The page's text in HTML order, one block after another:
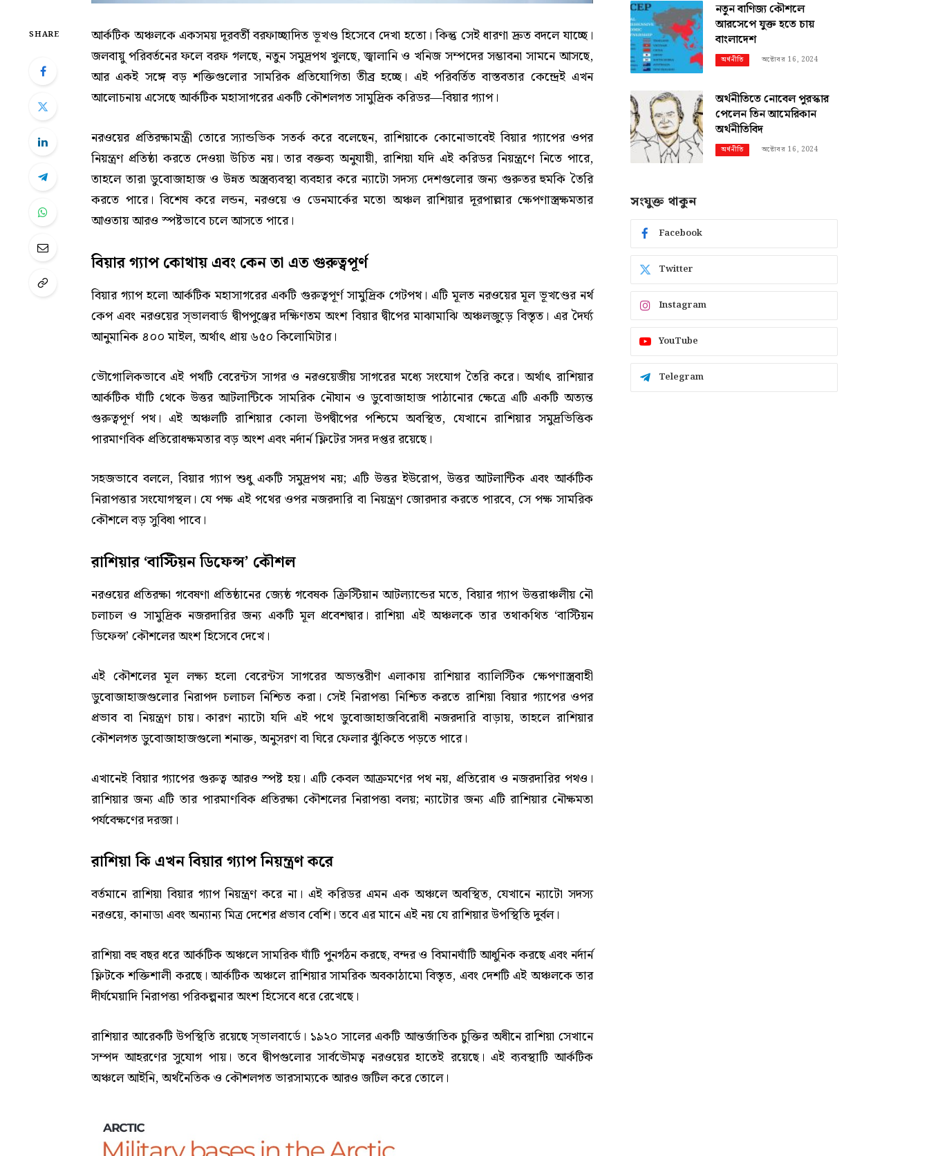
SHARE
আর্কটিক অঞ্চলকে একসময় দূরবর্তী বরফাচ্ছাদিত ভূখণ্ড হিসেবে দেখা হতো। কিন্তু সেই ধারণা দ্রুত বদলে যাচ্ছে।
জলবায়ু পরিবর্তনের ফলে বরফ গলছে, নতুন সমুদ্রপথ খুলছে, জ্বালানি ও খনিজ সম্পদের সম্ভাবনা সামনে আসছে,
আর একই সঙ্গে বড় শক্তিগুলোর সামরিক প্রতিযোগিতা তীব্র হচ্ছে। এই পরিবর্তিত বাস্তবতার কেন্দ্রেই এখন
আলোচনায় এসেছে আর্কটিক মহাসাগরের একটি কৌশলগত সামুদ্রিক করিডর—বিয়ার গ্যাপ।
নরওয়ের প্রতিরক্ষামন্ত্রী তোরে স্যান্ডভিক সতর্ক করে বলেছেন, রাশিয়াকে কোনোভাবেই বিয়ার গ্যাপের ওপর
নিয়ন্ত্রণ প্রতিষ্ঠা করতে দেওয়া উচিত নয়। তার বক্তব্য অনুযায়ী, রাশিয়া যদি এই করিডর নিয়ন্ত্রণে নিতে পারে,
তাহলে তারা ডুবোজাহাজ ও উন্নত অস্ত্রব্যবস্থা ব্যবহার করে ন্যাটো সদস্য দেশগুলোর জন্য গুরুতর হুমকি তৈরি
করতে পারে। বিশেষ করে লন্ডন, নরওয়ে ও ডেনমার্কের মতো অঞ্চল রাশিয়ার দূরপাল্লার ক্ষেপণাস্ত্রক্ষমতার
আওতায় আরও স্পষ্টভাবে চলে আসতে পারে।
বিয়ার গ্যাপ কোথায় এবং কেন তা এত গুরুত্বপূর্ণ
বিয়ার গ্যাপ হলো আর্কটিক মহাসাগরের একটি গুরুত্বপূর্ণ সামুদ্রিক গেটপথ। এটি মূলত নরওয়ের মূল ভূখণ্ডের নর্থ
কেপ এবং নরওয়ের স্ভালবার্ড দ্বীপপুঞ্জের দক্ষিণতম অংশ বিয়ার দ্বীপের মাঝামাঝি অঞ্চলজুড়ে বিস্তৃত। এর দৈর্ঘ্য
আনুমানিক ৪০০ মাইল, অর্থাৎ প্রায় ৬৫০ কিলোমিটার।
ভৌগোলিকভাবে এই পথটি বেরেন্টস সাগর ও নরওয়েজীয় সাগরের মধ্যে সংযোগ তৈরি করে। অর্থাৎ রাশিয়ার
আর্কটিক ঘাঁটি থেকে উত্তর আটলান্টিকে সামরিক নৌযান ও ডুবোজাহাজ পাঠানোর ক্ষেত্রে এটি একটি অত্যন্ত
গুরুত্বপূর্ণ পথ। এই অঞ্চলটি রাশিয়ার কোলা উপদ্বীপের পশ্চিমে অবস্থিত, যেখানে রাশিয়ার সমুদ্রভিত্তিক
পারমাণবিক প্রতিরোধক্ষমতার বড় অংশ এবং নর্দার্ন ফ্লিটের সদর দপ্তর রয়েছে।
সহজভাবে বললে, বিয়ার গ্যাপ শুধু একটি সমুদ্রপথ নয়; এটি উত্তর ইউরোপ, উত্তর আটলান্টিক এবং আর্কটিক
নিরাপত্তার সংযোগস্থল। যে পক্ষ এই পথের ওপর নজরদারি বা নিয়ন্ত্রণ জোরদার করতে পারবে, সে পক্ষ সামরিক
কৌশলে বড় সুবিধা পাবে।
রাশিয়ার ‘বাস্টিয়ন ডিফেন্স’ কৌশল
নরওয়ের প্রতিরক্ষা গবেষণা প্রতিষ্ঠানের জ্যেষ্ঠ গবেষক ক্রিস্টিয়ান আটল্যান্ডের মতে, বিয়ার গ্যাপ উত্তরাঞ্চলীয় নৌ
চলাচল ও সামুদ্রিক নজরদারির জন্য একটি মূল প্রবেশদ্বার। রাশিয়া এই অঞ্চলকে তার তথাকথিত ‘বাস্টিয়ন
ডিফেন্স’ কৌশলের অংশ হিসেবে দেখে।
এই কৌশলের মূল লক্ষ্য হলো বেরেন্টস সাগরের অভ্যন্তরীণ এলাকায় রাশিয়ার ব্যালিস্টিক ক্ষেপণাস্ত্রবাহী
ডুবোজাহাজগুলোর নিরাপদ চলাচল নিশ্চিত করা। সেই নিরাপত্তা নিশ্চিত করতে রাশিয়া বিয়ার গ্যাপের ওপর
প্রভাব বা নিয়ন্ত্রণ চায়। কারণ ন্যাটো যদি এই পথে ডুবোজাহাজবিরোধী নজরদারি বাড়ায়, তাহলে রাশিয়ার
কৌশলগত ডুবোজাহাজগুলো শনাক্ত, অনুসরণ বা ঘিরে ফেলার ঝুঁকিতে পড়তে পারে।
এখানেই বিয়ার গ্যাপের গুরুত্ব আরও স্পষ্ট হয়। এটি কেবল আক্রমণের পথ নয়, প্রতিরোধ ও নজরদারির পথও।
রাশিয়ার জন্য এটি তার পারমাণবিক প্রতিরক্ষা কৌশলের নিরাপত্তা বলয়; ন্যাটোর জন্য এটি রাশিয়ার নৌক্ষমতা
পর্যবেক্ষণের দরজা।
রাশিয়া কি এখন বিয়ার গ্যাপ নিয়ন্ত্রণ করে
বর্তমানে রাশিয়া বিয়ার গ্যাপ নিয়ন্ত্রণ করে না। এই করিডর এমন এক অঞ্চলে অবস্থিত, যেখানে ন্যাটো সদস্য
নরওয়ে, কানাডা এবং অন্যান্য মিত্র দেশের প্রভাব বেশি। তবে এর মানে এই নয় যে রাশিয়ার উপস্থিতি দুর্বল।
রাশিয়া বহু বছর ধরে আর্কটিক অঞ্চলে সামরিক ঘাঁটি পুনর্গঠন করছে, বন্দর ও বিমানঘাঁটি আধুনিক করছে এবং নর্দার্ন
ফ্লিটকে শক্তিশালী করছে। আর্কটিক অঞ্চলে রাশিয়ার সামরিক অবকাঠামো বিস্তৃত, এবং দেশটি এই অঞ্চলকে তার
দীর্ঘমেয়াদি নিরাপত্তা পরিকল্পনার অংশ হিসেবে ধরে রেখেছে।
রাশিয়ার আরেকটি উপস্থিতি রয়েছে স্ভালবার্ডে। ১৯২০ সালের একটি আন্তর্জাতিক চুক্তির অধীনে রাশিয়া সেখানে
সম্পদ আহরণের সুযোগ পায়। তবে দ্বীপগুলোর সার্বভৌমত্ব নরওয়ের হাতেই রয়েছে। এই ব্যবস্থাটি আর্কটিক
অঞ্চলে আইনি, অর্থনৈতিক ও কৌশলগত ভারসাম্যকে আরও জটিল করে তোলে।
নতুন বাণিজ্য কৌশলে
আরসেপে যুক্ত হতে চায়
বাংলাদেশ
অর্থনীতি অক্টোবর 16, 2024
অর্থনীতিতে নোবেল পুরস্কার
পেলেন তিন আমেরিকান
অর্থনীতিবিদ
অর্থনীতি অক্টোবর 16, 2024
সংযুক্ত থাকুন
Facebook
Twitter
Instagram
YouTube
Telegram